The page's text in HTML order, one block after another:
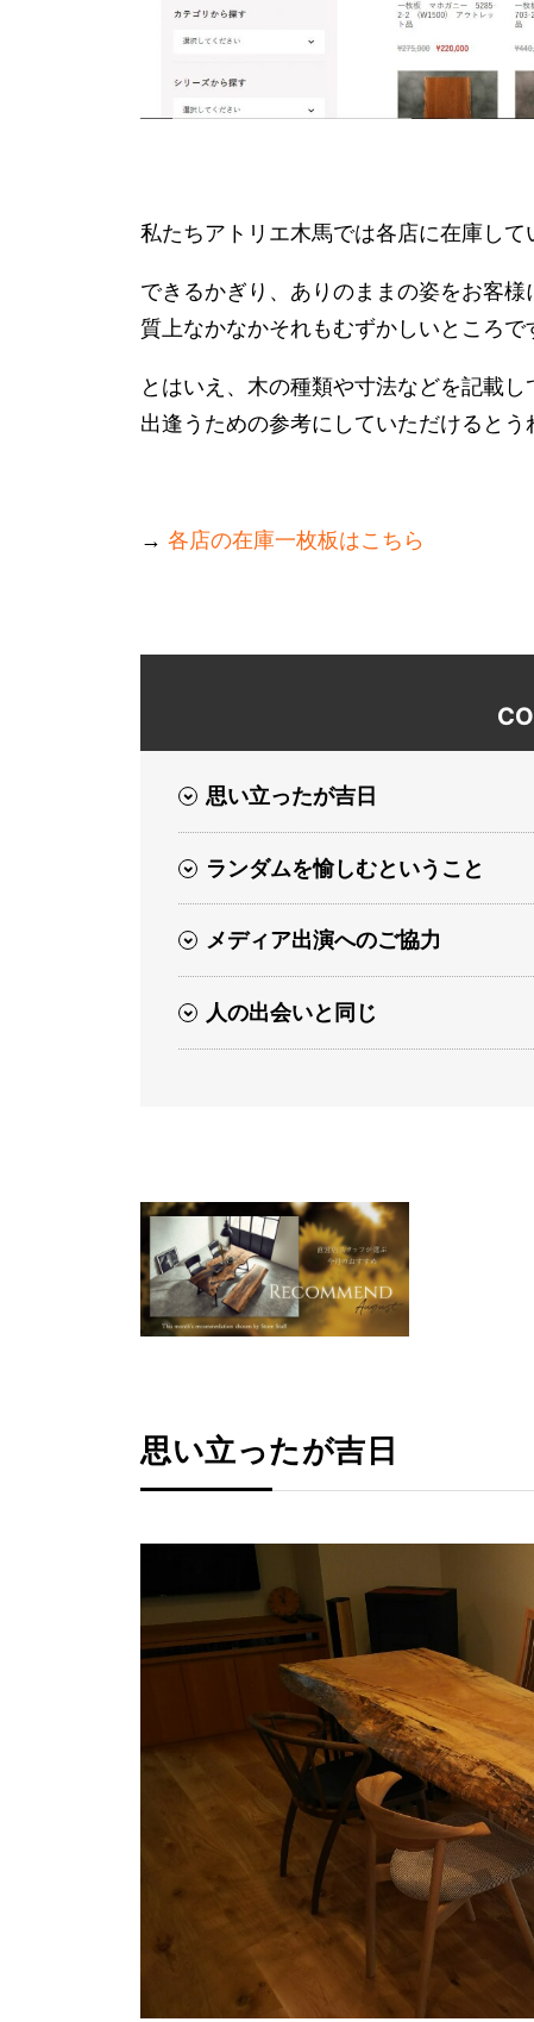
私たちアトリエ木馬では各店に在庫して
できるかぎり、ありのままの姿をお客
質上なかなかそれもむずかしいところで
とはいえ、木の種類や寸法などを記載
出逢うための参考にしていただけるとう
→ 各店の在庫一枚板はこちら
思い立ったが吉日
ランダムを愉しむということ
メディア出演へのご協力
人の出会いと同じ
思い立ったが吉日